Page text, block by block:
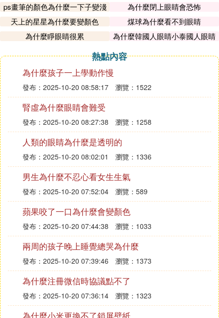
ps畫筆的顏色為什麼一下子變淺
了
為什麼閉上眼睛會恐怖
天上的星星為什麼要變顏色
煤球為什麼看不到眼睛
為什麼睜眼睛很累
為什麼韓國人眼睛小泰國人眼睛
熱點內容
為什麼孩子一上學動作慢
發布：2025-10-20 08:58:17 瀏覽：1522
腎虛為什麼眼睛會難受
發布：2025-10-20 08:27:38 瀏覽：1258
人類的眼睛為什麼是透明的
發布：2025-10-20 08:02:01 瀏覽：1336
男生為什麼不忍心看女生生氣
發布：2025-10-20 07:52:04 瀏覽：589
蘋果咬了一口為什麼會變顏色
發布：2025-10-20 07:44:38 瀏覽：1033
兩周的孩子晚上睡覺總哭為什麼
發布：2025-10-20 07:39:46 瀏覽：1373
為什麼注冊微信時協議點不了
發布：2025-10-20 07:36:14 瀏覽：1323
為什麼小米更換不了鎖屏壁紙